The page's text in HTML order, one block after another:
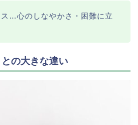
ス…心のしなやかさ・困難に立
との大きな違い